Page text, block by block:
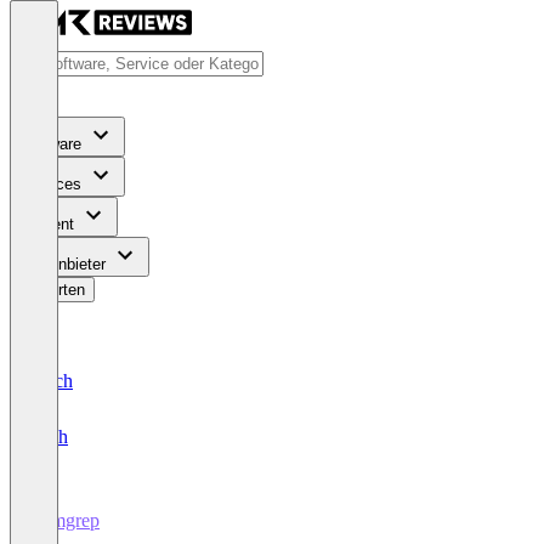
Software
Services
Content
Für Anbieter
Bewerten
Deutsch
English
Semgrep